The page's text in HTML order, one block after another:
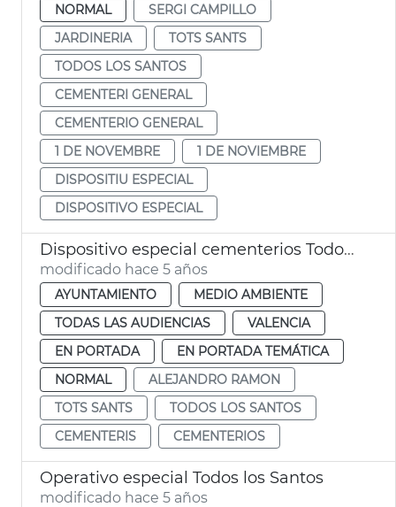
NORMAL
SERGI CAMPILLO
JARDINERIA
TOTS SANTS
TODOS LOS SANTOS
CEMENTERI GENERAL
CEMENTERIO GENERAL
1 DE NOVEMBRE
1 DE NOVIEMBRE
DISPOSITIU ESPECIAL
DISPOSITIVO ESPECIAL
Dispositivo especial cementerios Todos los Santos
modificado hace 5 años
AYUNTAMIENTO
MEDIO AMBIENTE
TODAS LAS AUDIENCIAS
VALENCIA
EN PORTADA
EN PORTADA TEMÁTICA
NORMAL
ALEJANDRO RAMON
TOTS SANTS
TODOS LOS SANTOS
CEMENTERIS
CEMENTERIOS
Operativo especial Todos los Santos
modificado hace 5 años